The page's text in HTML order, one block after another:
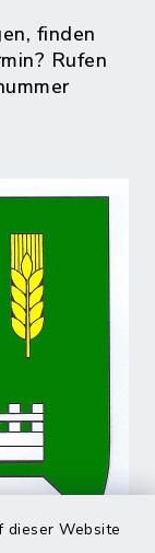
dieser Website
finden
Rufen